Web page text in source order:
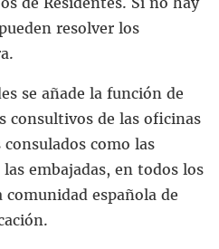
resolver los
se añade la función de
consultivos de las oficinas
como las
embajadas, en todos los
española de